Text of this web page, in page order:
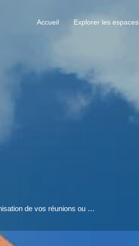
Accueil Explorer les espaces
Nous serions ravis de vous accompagner pour l'organisation de vos réunions ou formation au sein de notre centre d'affaires !